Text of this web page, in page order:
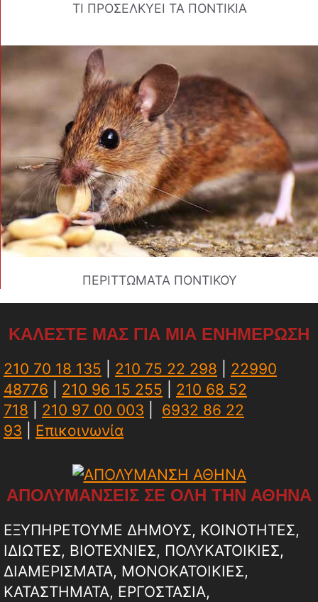
ΤΙ ΠΡΟΣΕΛΚΥΕΙ ΤΑ ΠΟΝΤΙΚΙΑ
ΠΕΡΙΤΤΩΜΑΤΑ ΠΟΝΤΙΚΟΥ
ΚΑΛΕΣΤΕ ΜΑΣ ΓΙΑ ΜΙΑ ΕΝΗΜΕΡΩΣΗ
210 70 18 135 210 75 22 298
22990
48776
210 96 15 255
210 68 52
718
210 97 00 003
6932 86 22
93
Επικοινωνία
ΑΠΟΛΥΜΑΝΣΕΙΣ ΣΕ ΟΛΗ ΤΗΝ ΑΘΗΝΑ
ΕΞΥΠΗΡΕΤΟΥΜΕ ΔΗΜΟΥΣ, ΚΟΙΝΟΤΗΤΕΣ,
ΙΔΙΩΤΕΣ, ΒΙΟΤΕΧΝΙΕΣ, ΠΟΛΥΚΑΤΟΙΚΙΕΣ,
ΔΙΑΜΕΡΙΣΜΑΤΑ, ΜΟΝΟΚΑΤΟΙΚΙΕΣ,
ΚΑΤΑΣΤΗΜΑΤΑ, ΕΡΓΟΣΤΑΣΙΑ,